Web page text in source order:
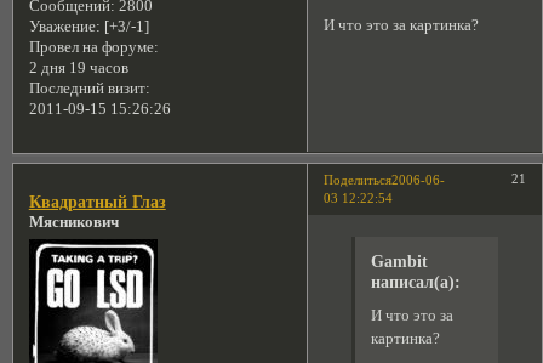
Сообщений: 2800
Уважение: [+3/-1]
Провел на форуме:
2 дня 19 часов
Последний визит:
2011-09-15 15:26:26
И что это за картинка?
Поделиться 21
2006-06-
03 12:22:54
Квадратный Глаз
Мясникович
Gambit
написал(а):
И что это за
картинка?